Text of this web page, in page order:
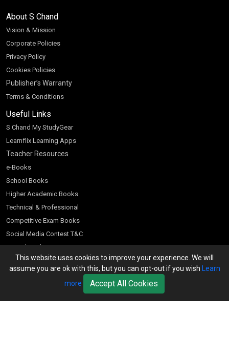
This website uses cookies to improve your experience. We will
assume you are ok with this, but you can opt-out if you wish Learn
more
Accept All Cookies
About S Chand
Vision & Mission
Corporate Policies
Privacy Policy
Cookies Policies
Publisher’s Warranty
Terms & Conditions
Useful Links
S Chand My StudyGear
Learnflix Learning Apps
Teacher Resources
e-Books
School Books
Higher Academic Books
Technical & Professional
Competitive Exam Books
Social Media Contest T&C
Scratch and Win
Customer Account
Register for Special Offers